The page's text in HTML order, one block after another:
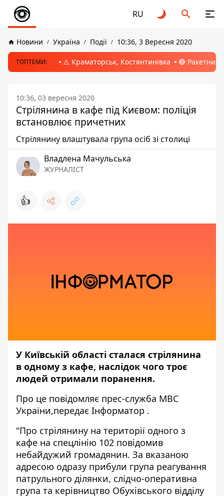
RU
Новини Україна Події 10:36, 3 Вересня 2020
ТОПТЕМИ: ⚠️ Краматорськ, Костянтинівка 🔴 Ракетний
10:36, 03 вересня 2020
Стрілянина в кафе під Києвом: поліція
встановлює причетних
Стрілянину влаштувала група осіб зі столиці
Владлена Мачульська
ЖУРНАЛІСТ
👍
У Київській області сталася стрілянина
в одному з кафе, наслідок чого троє
людей отримали поранення.
Про це повідомляє прес-служба МВС
України,передає Інформатор .
"Про стрілянину на території одного з
кафе на спецлінію 102 повідомив
небайдужий громадянин. За вказаною
адресою одразу прибули група реагування
патрульного ділянки, слідчо-оперативна
група та керівництво Обухівського відділу